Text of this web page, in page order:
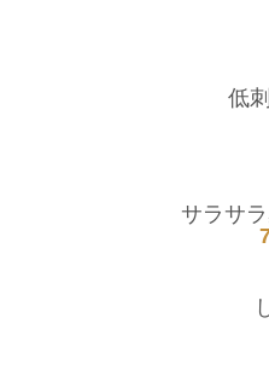
サラサ
低